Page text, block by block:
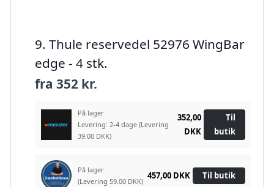
9. Thule reservedel 52976 WingBar
edge - 4 stk.
fra 352 kr.
På lager
Levering: 2-4 dage (Levering
39.00 DKK)
352,00
DKK
Til
butik
På lager
(Levering 59.00 DKK)
457,00 DKK Til butik